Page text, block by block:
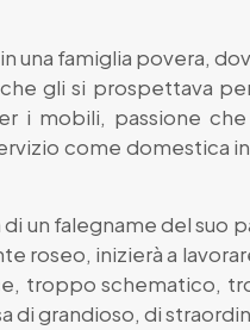
una famiglia povera,
gli si prospettava
i mobili, passione
come domestica
un falegname del suo
roseo, inizierà a
troppo schematico,
di grandioso, di